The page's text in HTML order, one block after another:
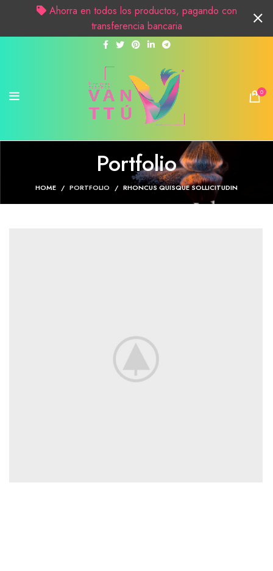
0
Portfolio
HOME PORTFOLIO RHONCUS QUISQUE SOLLICITUDIN
Ahorra en todos los productos, pagando con
transferencia bancaria